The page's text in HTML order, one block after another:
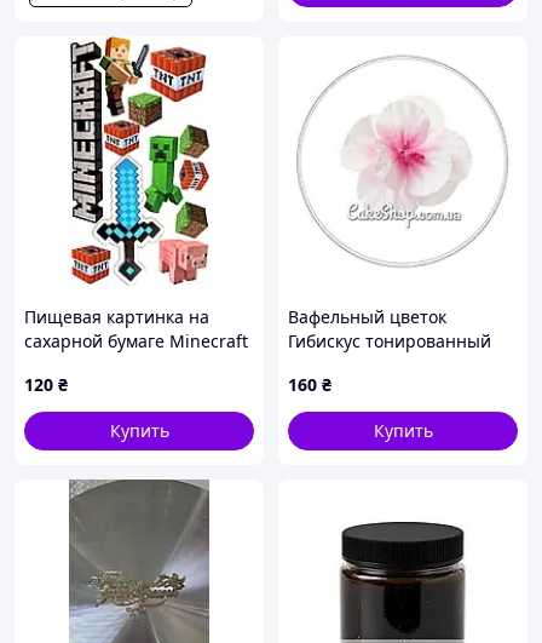
Пищевая картинка на
сахарной бумаге Minecraft
120 ₴
Купить
Вафельный цветок
Гибискус тонированный
160 ₴
Купить